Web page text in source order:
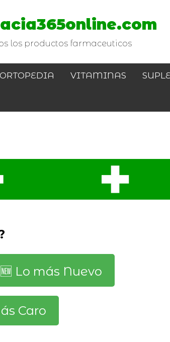
los productos farmaceuticos
ORTOPEDIA VITAMINAS
🆕️ Lo más Nuevo
Caro